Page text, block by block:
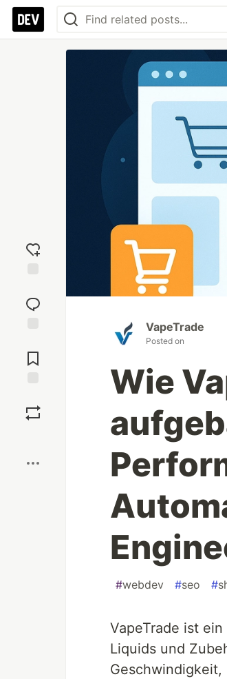
reaction
Comments
VapeTrade
Posted on
Wie
#webdev #seo #
VapeTrade ist
Liquids und